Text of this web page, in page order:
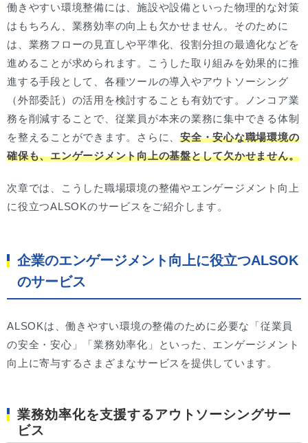
働きやすい環境整備には、施設や設備といった物理的な対策
はもちろん、業務効率の向上も欠かせません。そのために
は、業務フローの見直しや平準化、役割分担の最適化などを
進めることが求められます。こうした取り組みを効果的に推
進する手段として、各種ツールの導入やアウトソーシング
（外部委託）の活用を検討することも有効です。ノンコア業
務を削減することで、従業員が本来の業務に集中できる体制
を整えることができます。さらに、 安全・安心な職場環境の
確保も、エンゲージメント向上の基盤として欠かせません。
次章では、こうした職場環境の整備やエンゲージメント向上
に役立つALSOKのサービスをご紹介します。
企業のエンゲージメント向上に役立つALSOK
のサービス
ALSOKは、働きやすい環境の整備のために必要な「従業員
の安全・安心」「業務効率化」といった、エンゲージメント
向上に寄与するさまざまなサービスを提供しています。
業務効率化を支援するアウトソーシングサー
ビス